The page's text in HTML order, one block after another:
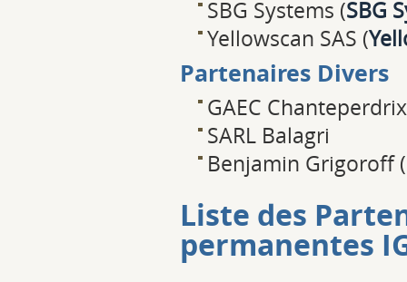
SBG Systems (SBG
Yellowscan SAS (
Partenaires Divers
GAEC Chanteperdrix
SARL Balagri
Benjamin Grigoroff (
Liste des
permanentes